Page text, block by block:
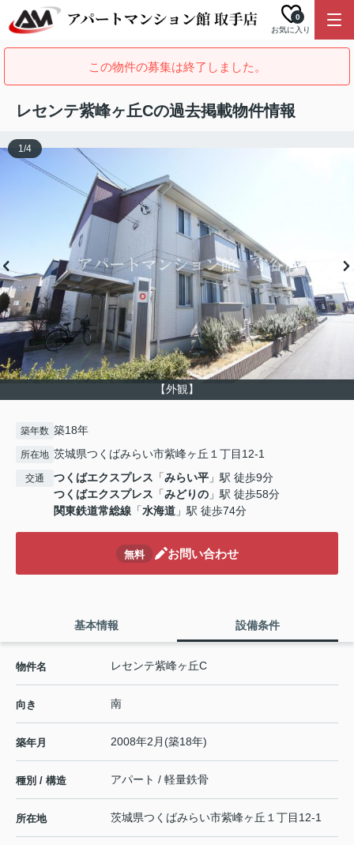
お気に入り
0
この物件の募集は終了しました。
レセンテ紫峰ヶ丘Cの過去掲載物件情報
【外観】
1/4
築年数 築18年
所在地 茨城県つくばみらい市紫峰ヶ丘１丁目12-1
交通 つくばエクスプレス 「みらい平 」駅 徒歩9分
つくばエクスプレス 「みどりの 」駅 徒歩58分
関東鉄道常総線 「水海道 」駅 徒歩74分
無料 お問い合わせ
基本情報 設備条件
物件名 レセンテ紫峰ヶ丘C
向き 南
築年月 2008年2月(築18年)
種別 / 構造 アパート / 軽量鉄骨
所在地 茨城県つくばみらい市紫峰ヶ丘 １丁目12-1